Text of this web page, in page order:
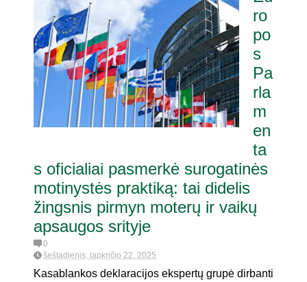
ro
po
s
Pa
rla
m
en
ta
s oficialiai pasmerkė surogatinės
motinystės praktiką: tai didelis
žingsnis pirmyn moterų ir vaikų
apsaugos srityje
0
šeštadienis, lapkričio 22, 2025
Kasablankos deklaracijos ekspertų grupė dirbanti